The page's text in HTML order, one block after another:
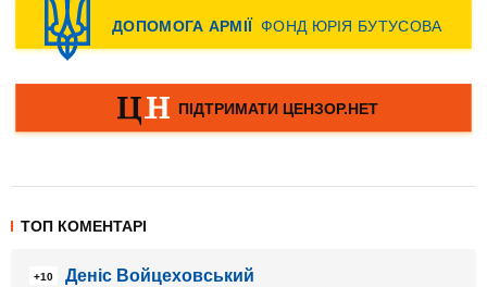
ТОП КОМЕНТАРІ
+10
Деніс Войцеховський